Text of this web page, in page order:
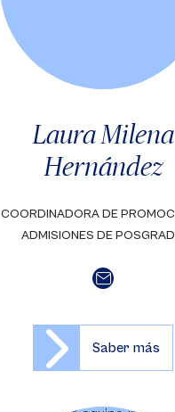
Laura Milena
Hernández
COORDINADORA DE
ADMISIONES DE
Saber más